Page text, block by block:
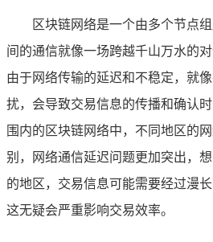
区块链网络是一个由多个节点
间的通信就像一场跨越千山万水的
由于网络传输的延迟和不稳定，就
扰，会导致交易信息的传播和确认
围内的区块链网络中，不同地区的
别，网络通信延迟问题更加突出，
的地区，交易信息可能需要经过漫
这无疑会严重影响交易效率。